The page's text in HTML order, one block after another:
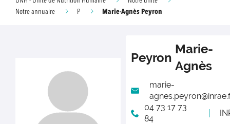
Notre annuaire
P Marie-Agnès Peyron
Peyron
Marie-
Agnès
marie-
04 73 17 73
84